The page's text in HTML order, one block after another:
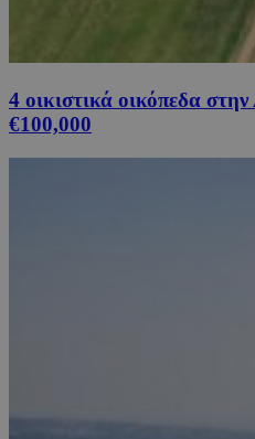
4 οικιστικά οικόπεδα
€100,000